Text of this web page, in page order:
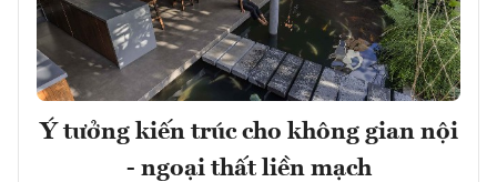
Ý tưởng kiến trúc cho không gian nội
- ngoại thất liền mạch